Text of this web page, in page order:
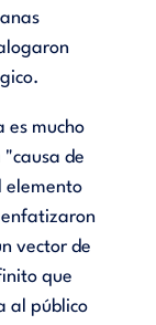
es mucho
"causa de
elemento
enfatizaron
vector de
que
al público